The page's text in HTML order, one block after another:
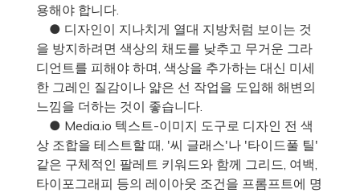
용해야 합니다.
● 디자인이 지나치게 열대 지방처럼 보이는 것
을 방지하려면 색상의 채도를 낮추고 무거운 그라
디언트를 피해야 하며, 색상을 추가하는 대신 미세
한 그레인 질감이나 얇은 선 작업을 도입해 해변의
느낌을 더하는 것이 좋습니다.
● Media.io 텍스트-이미지 도구로 디자인 전 색
상 조합을 테스트할 때, '씨 글래스'나 '타이드풀 틸'
같은 구체적인 팔레트 키워드와 함께 그리드, 여백,
타이포그래피 등의 레이아웃 조건을 프롬프트에 명